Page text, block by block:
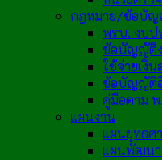
กฎหมาย/ข้อบั
พรบ. งบป
ข้อบัญญัติ
ใช้จ่ายเงิน
ข้อบัญญัติ
คู่มือตาม พ
แผนงาน
แผนยุทธศ
แผนพัฒน